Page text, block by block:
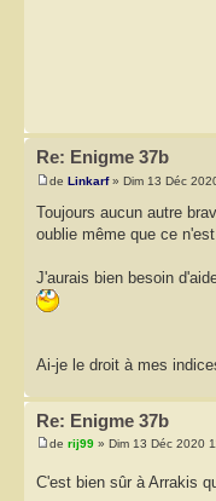
Re: Enigme 37b
de Linkarf» Dim 13 Déc
Toujours aucun autre
oublie même que ce
J'aurais bien besoin
Ai-je le droit à mes
Re: Enigme 37b
de rij99 » Dim 13 Déc 2020
C'est bien sûr à Arrakis